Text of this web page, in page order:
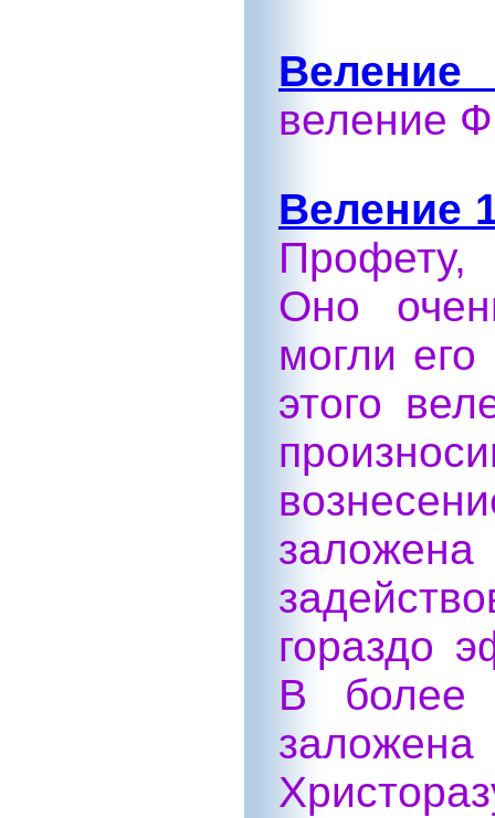
Веление
веление
Веление
Оно
могли
этого
гораздо
В более